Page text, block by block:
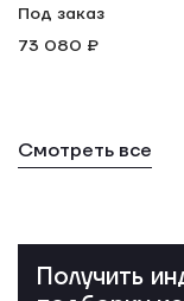
Под заказ
73 080 ₽
Смотреть все
Получить